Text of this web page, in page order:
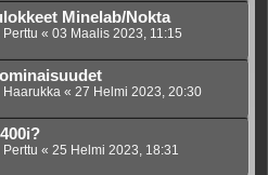
Minelab/Nokta
Perttu « 03 Maalis 2023, 11:15
Haarukka « 27 Helmi 2023, 20:30
Perttu « 25 Helmi 2023, 18:31